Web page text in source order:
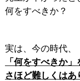
何をすべきか？
実は、今の時代、
「何をすべきか
さほど難しくはあ